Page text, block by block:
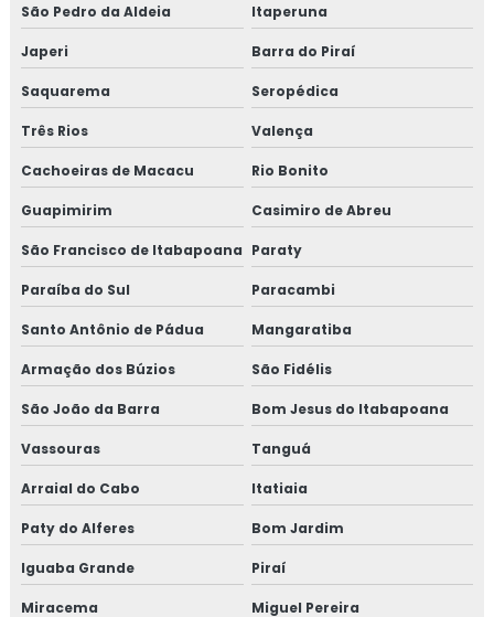
PREÇO DE MONTAGEM DE TUBULAÇÃO
CURSO DE MONTAGEM DE TUBULAÇÃO
TREINAMENTO NR13 CALDEIRA
TREINAMENTO NR13 TUBULAÇÃO
TREINAMENTO NR13 TANQUE METÁLICO
TREINAMENTO NR10
TREINAMENTO NR10 SEGURANÇA EM
INSTALAÇÕES ELÉTRICAS
TREINAMENTO NR34
ESTANQUEIDADE
MANUTENÇÃO DE LINHAS PRESSURIZADAS
EMPRESA DE MANUTENÇÃO DE LINHAS
REPAROS EM TUBULAÇÕES
São Pedro da Aldeia Itaperuna
Japeri Barra do Piraí
Saquarema Seropédica
Três Rios Valença
Cachoeiras de Macacu Rio Bonito
Guapimirim Casimiro de Abreu
São Francisco de Itabapoana Paraty
Paraíba do Sul Paracambi
Santo Antônio de Pádua Mangaratiba
Armação dos Búzios São Fidélis
São João da Barra Bom Jesus do Itabapoana
Vassouras Tanguá
Arraial do Cabo Itatiaia
Paty do Alferes Bom Jardim
Iguaba Grande Piraí
Miracema Miguel Pereira